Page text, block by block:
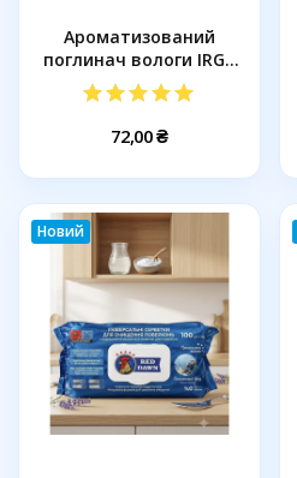
Ароматизований
поглинач вологи IRGE
Casa «Алое...
72,00 ₴
Новий